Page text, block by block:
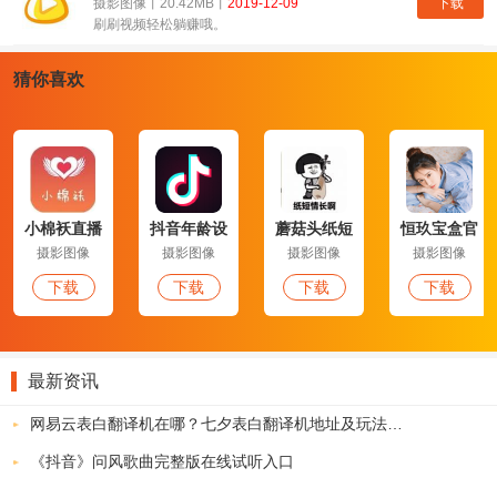
摄影图像丨20.42MB丨 2019-12-09
刷刷视频轻松躺赚哦。
猜你喜欢
小棉袄直播
官方版
摄影图像
下载
抖音年龄设
置负数
摄影图像
下载
蘑菇头纸短
情长表情包
摄影图像
下载
恒玖宝盒官
方版
摄影图像
下载
最新资讯
《抖音》问风歌曲完整版在线试听入口